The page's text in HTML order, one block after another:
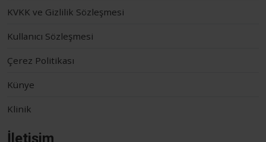
KVKK ve Gizlilik Sözleşmesi
Kullanıcı Sözleşmesi
Çerez Politikası
Künye
Klinik
İletişim